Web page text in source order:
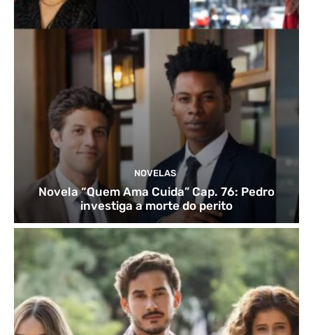
NOVELAS
Novela “Quem Ama Cuida” Cap. 76: Pedro
investiga a morte do perito